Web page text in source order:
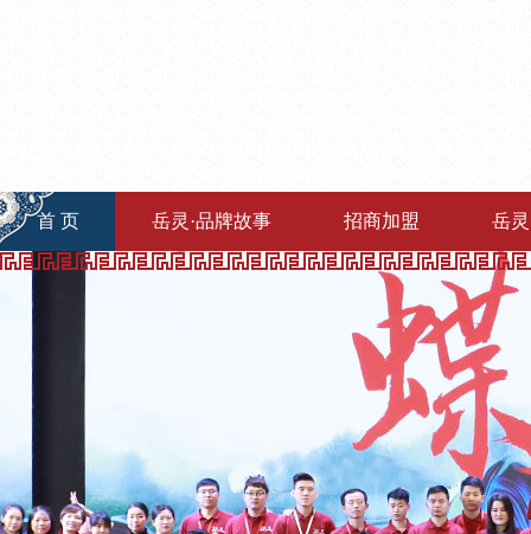
首 页 岳灵·品牌故事 招商加盟 岳